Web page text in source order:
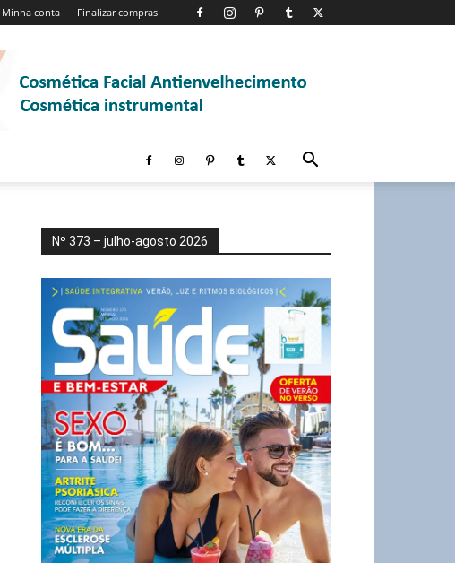
Minha conta Finalizar compras
Nº 373 – julho-agosto 2026